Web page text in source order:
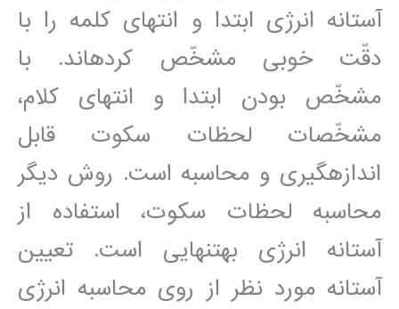
آستانه انرژی ابتدا و انتهای کلمه را با
دقّت خوبی مشخّص کرده‎اند. با
مشخّص بودن ابتدا و انتهای کلام،
مشخّصات لحظات سکوت قابل
اندازه⁯گيری و محاسبه است. روش ديگر
محاسبه لحظات سکوت، استفاده از
آستانه انرژی به⁯تنهايی است. تعيين
آستانه مورد نظر از روی محاسبه انرژی